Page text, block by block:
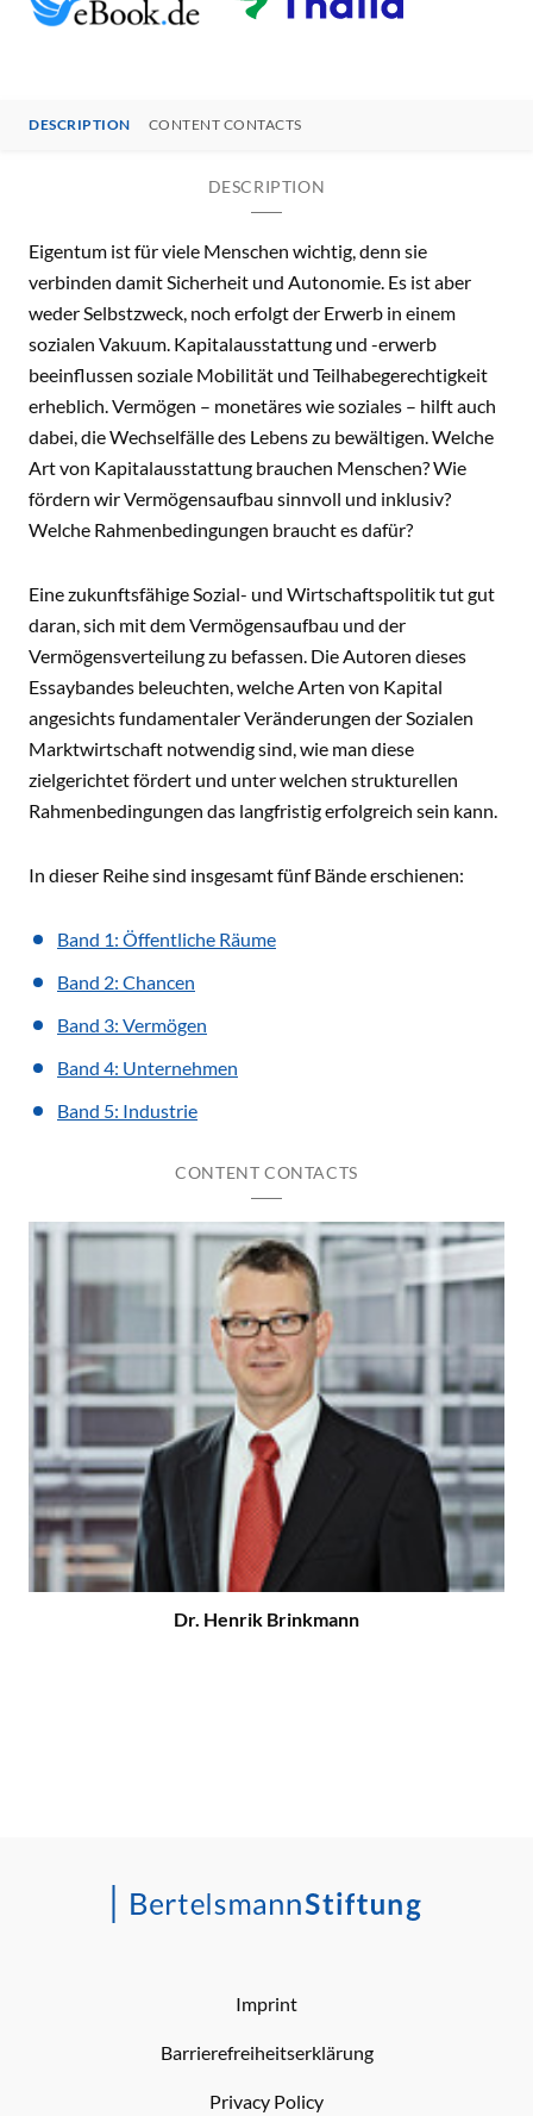
DESCRIPTION CONTENT CONTACTS
DESCRIPTION
Eigentum ist für viele Menschen wichtig, denn sie
verbinden damit Sicherheit und Autonomie. Es ist aber
weder Selbstzweck, noch erfolgt der Erwerb in einem
sozialen Vakuum. Kapitalausstattung und -erwerb
beeinflussen soziale Mobilität und Teilhabegerechtigkeit
erheblich. Vermögen – monetäres wie soziales – hilft auch
dabei, die Wechselfälle des Lebens zu bewältigen. Welche
Art von Kapitalausstattung brauchen Menschen? Wie
fördern wir Vermögensaufbau sinnvoll und inklusiv?
Welche Rahmenbedingungen braucht es dafür?
Eine zukunftsfähige Sozial- und Wirtschaftspolitik tut gut
daran, sich mit dem Vermögensaufbau und der
Vermögensverteilung zu befassen. Die Autoren dieses
Essaybandes beleuchten, welche Arten von Kapital
angesichts fundamentaler Veränderungen der Sozialen
Marktwirtschaft notwendig sind, wie man diese
zielgerichtet fördert und unter welchen strukturellen
Rahmenbedingungen das langfristig erfolgreich sein kann.
In dieser Reihe sind insgesamt fünf Bände erschienen:
Band 1: Öffentliche Räume
Band 2: Chancen
Band 3: Vermögen
Band 4: Unternehmen
Band 5: Industrie
CONTENT CONTACTS
Dr. Henrik Brinkmann
Imprint
Barrierefreiheitserklärung
Privacy Policy